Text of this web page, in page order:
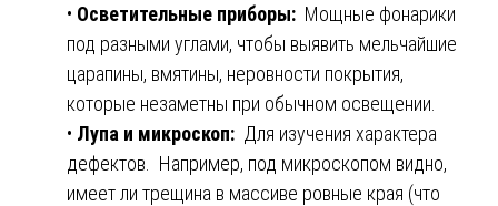
• Осветительные приборы: Мощные фонарики
под разными углами, чтобы выявить мельчайшие
царапины, вмятины, неровности покрытия,
которые незаметны при обычном освещении.
• Лупа и микроскоп: Для изучения характера
дефектов. Например, под микроскопом видно,
имеет ли трещина в массиве ровные края (что